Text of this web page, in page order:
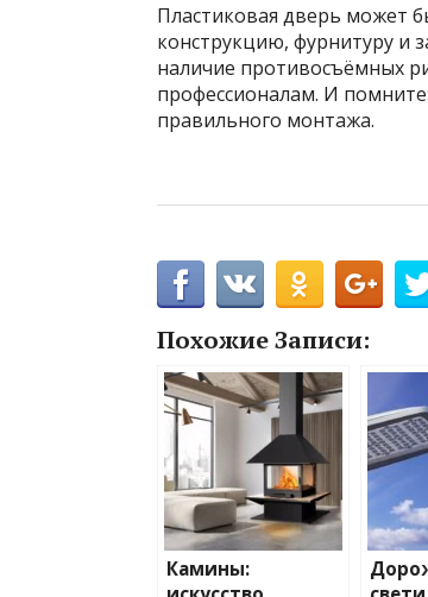
Пластиковая дверь может
конструкцию, фурнитуру и
наличие противосъёмных
профессионалам. И
правильного монтажа.
Похожие Записи:
Камины: